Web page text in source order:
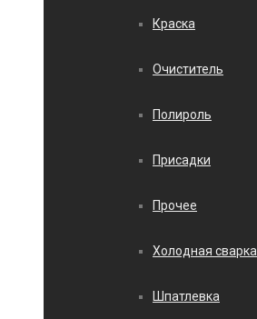
Краска
Очиститель
Полироль
Присадки
Прочее
Холодная сварка
Шпатлевка